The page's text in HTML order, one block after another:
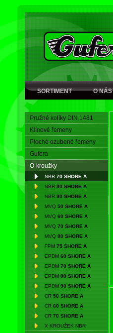
SORTIMENT O NÁS
Pružné kolíky DIN 1481
Klínové řemeny
Ploché ozubené řemeny
Gufera
O-kroužky
NBR 70 SHORE A
NBR 80 SHORE A
NBR 90 SHORE A
MVQ 50 SHORE A
MVQ 60 SHORE A
MVQ 70 SHORE A
MVQ 80 SHORE A
FPM 75 SHORE A
EPDM 60 SHORE A
EPDM 70 SHORE A
EPDM 80 SHORE A
EPDM 90 SHORE A
CR 50 SHORE A
CR 60 SHORE A
CR 70 SHORE A
X KROUŽEK NBR